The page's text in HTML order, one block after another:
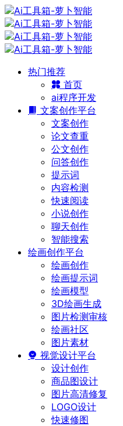
热门推荐
首页
ai程序开发
文案创作平台
文案创作
论文查重
公文创作
问答创作
提示词
内容检测
快速阅读
小说创作
聊天创作
智能搜索
绘画创作平台
绘画创作
绘画提示词
绘画模型
3D绘画生成
图片检测审核
绘画社区
图片素材
视觉设计平台
设计创作
商品图设计
图片高清修复
LOGO设计
快速修图